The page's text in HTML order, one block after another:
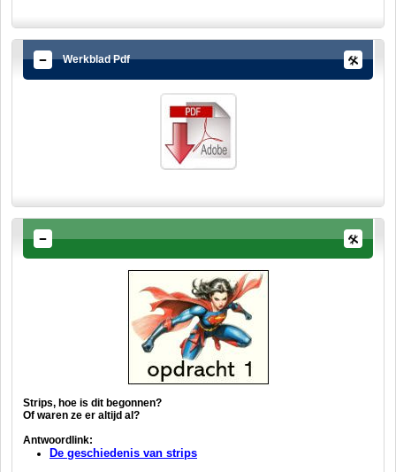
Werkblad Pdf
Strips, hoe is dit begonnen?
Of waren ze er altijd al?
Antwoordlink:
De geschiedenis van strips